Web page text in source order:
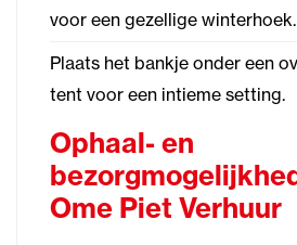
voor een gezellige winterhoek.
Plaats het bankje onder een
tent voor een intieme setting.
Ophaal- en
Ome Piet Verhuur